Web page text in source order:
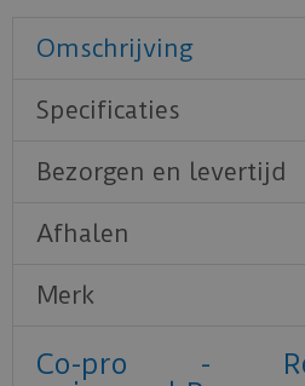
Omschrijving
Specificaties
Bezorgen en levertijd
Afhalen
Merk
Co-pro -